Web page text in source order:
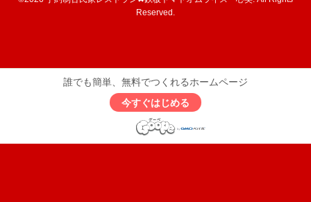
Reserved.
誰でも簡単、無料でつくれるホームページ
今すぐはじめる